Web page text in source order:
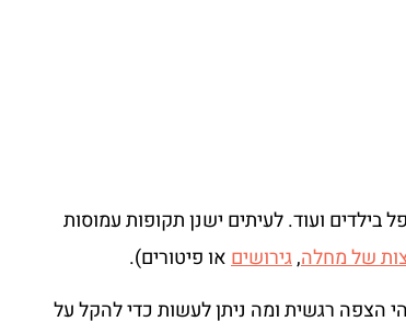
בילדים ועוד. לעיתים ישנן תקופות עמוסות
של מחלה,גירושיםאו פיטורים).
הצפה רגשית ומה ניתן לעשות כדי להקל על